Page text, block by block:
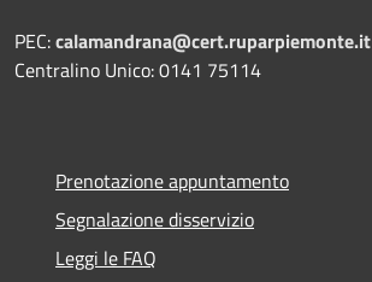
PEC:calamandrana@cert.ruparpiemonte.it
Centralino Unico: 0141 75114
Prenotazione appuntamento
Segnalazione disservizio
Leggi le FAQ